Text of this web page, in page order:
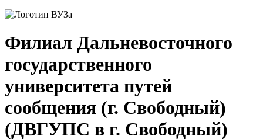
Филиал Дальневосточного
государственного
университета путей
сообщения (г. Свободный)
(ДВГУПС в г. Свободный)